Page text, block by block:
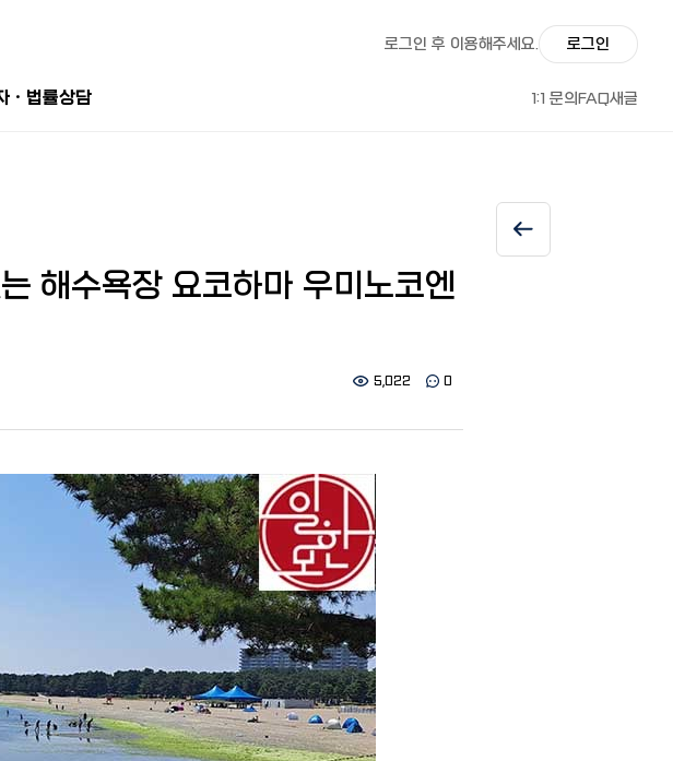
로그인 후 이용해주세요. 로그인
ㆍ법률상담 1:1 문의FAQ새글
해수욕장 요코하마 우미노코엔
5,022 0